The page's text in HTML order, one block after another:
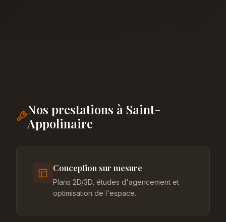
Nos prestations à Saint-
Appolinaire
Conception sur mesure
Plans 2D/3D, études d'agencement et
optimisation de l'espace.